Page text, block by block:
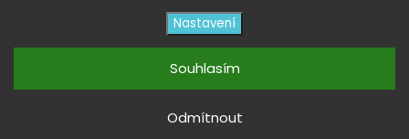
Nastavení
Odmítnout
Souhlasím
3RACHAshop
vyhrazena.
Upravit nastavení cookies